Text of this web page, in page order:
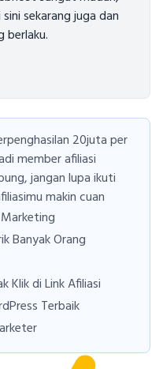
sekarang juga dan
berlaku.
20juta per
member afiliasi
jangan lupa ikuti
makin cuan
Banyak Orang
Klik di Link Afiliasi
Terbaik